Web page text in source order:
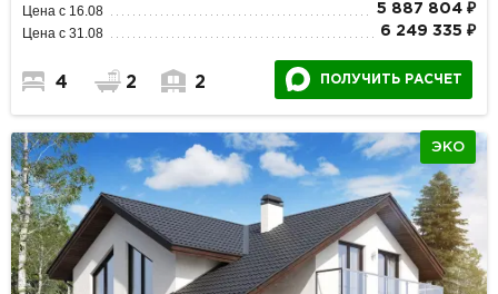
Цена с 16.08 5 887 804 ₽
Цена с 31.08 6 249 335 ₽
4 2 2 ПОЛУЧИТЬ РАСЧЕТ
ЭКО